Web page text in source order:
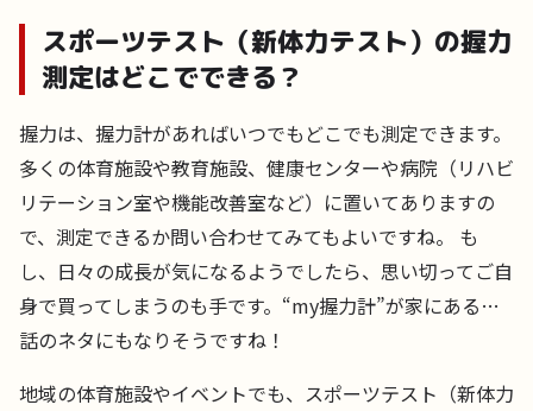
スポーツテスト（新体力テスト）の握力
測定はどこでできる？
握力は、握力計があればいつでもどこでも測定できます。
多くの体育施設や教育施設、健康センターや病院（リハビ
リテーション室や機能改善室など）に置いてありますの
で、測定できるか問い合わせてみてもよいですね。 も
し、日々の成長が気になるようでしたら、思い切ってご自
身で買ってしまうのも手です。“my握力計”が家にある…
話のネタにもなりそうですね！
地域の体育施設やイベントでも、スポーツテスト（新体力